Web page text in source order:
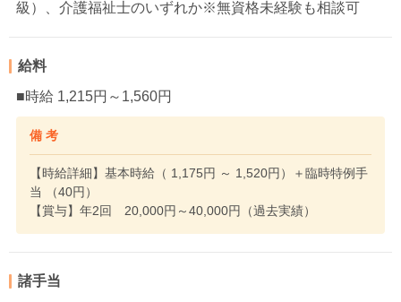
級）、介護福祉士のいずれか※無資格未経験も相談可
給料
■時給 1,215円～1,560円
備 考
【時給詳細】基本時給（ 1,175円 ～ 1,520円）＋臨時特例手
当 （40円）
【賞与】年2回 20,000円～40,000円（過去実績）
諸手当